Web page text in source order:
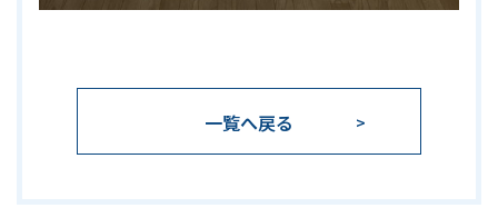
一覧へ戻る